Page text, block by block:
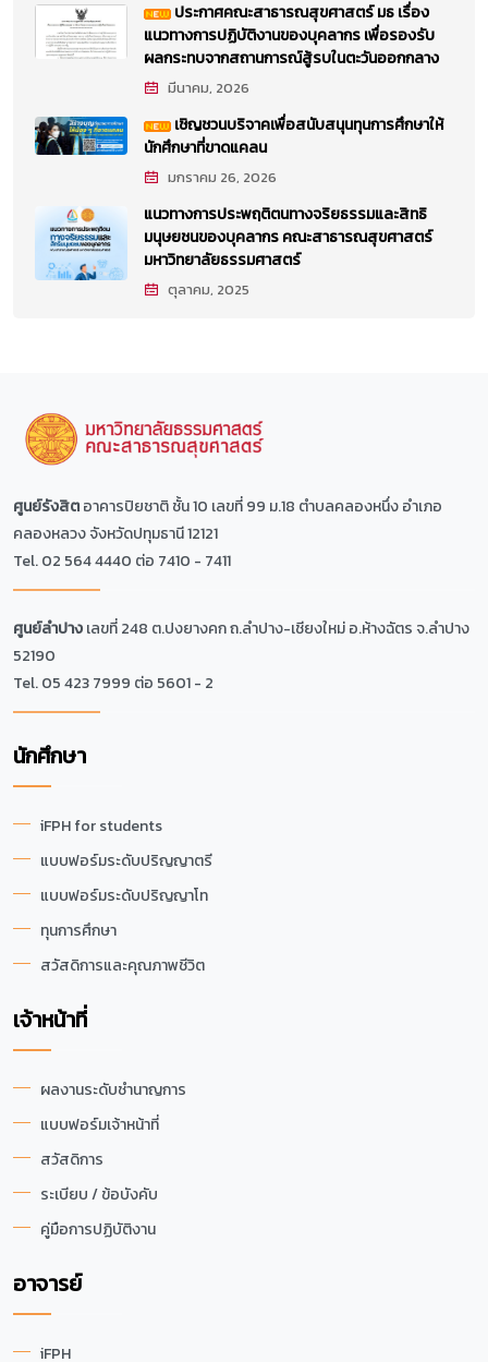
ประกาศคณะสาธารณสุขศาสตร์ มธ เรื่อง
แนวทางการปฏิบัติงานของบุคลากร เพื่อรองรับ
ผลกระทบจากสถานการณ์สู้รบในตะวันออกกลาง
มีนาคม, 2026
เชิญชวนบริจาคเพื่อสนับสนุนทุนการศึกษาให้
นักศึกษาที่ขาดแคลน
มกราคม 26, 2026
แนวทางการประพฤติตนทางจริยธรรมและสิทธิ
มนุษยชนของบุคลากร คณะสาธารณสุขศาสตร์
มหาวิทยาลัยธรรมศาสตร์
ตุลาคม, 2025
ศูนย์รังสิตอาคารปิยชาติ ชั้น 10 เลขที่ 99 ม.18 ตำบลคลองหนึ่ง อำเภอ
คลองหลวง จังหวัดปทุมธานี 12121
Tel. 02 564 4440 ต่อ 7410 - 7411
ศูนย์ลำปางเลขที่ 248 ต.ปงยางคก ถ.ลำปาง-เชียงใหม่ อ.ห้างฉัตร จ.ลำปาง
52190
Tel. 05 423 7999 ต่อ 5601 - 2
นักศึกษา
iFPH for students
แบบฟอร์มระดับปริญญาตรี
แบบฟอร์มระดับปริญญาโท
ทุนการศึกษา
สวัสดิการและคุณภาพชีวิต
เจ้าหน้าที่
ผลงานระดับชำนาญการ
แบบฟอร์มเจ้าหน้าที่
สวัสดิการ
ระเบียบ / ข้อบังคับ
คู่มือการปฏิบัติงาน
อาจารย์
iFPH